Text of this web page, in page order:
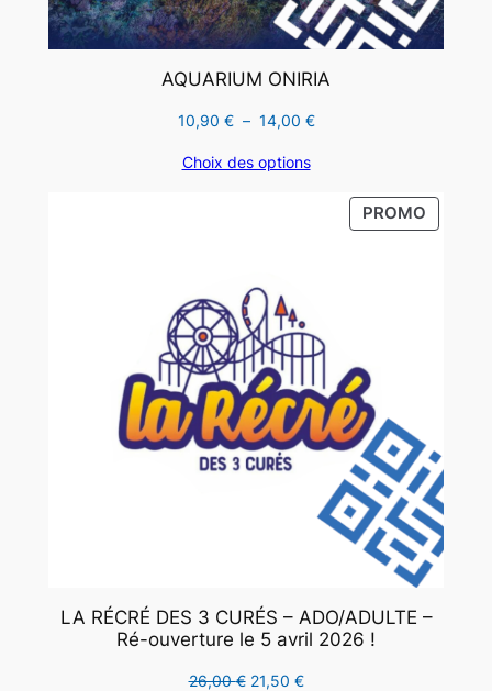
AQUARIUM ONIRIA
10,90 € – 14,00 €Plage
Choix des options
PROMO
EN
LA RÉCRÉ DES 3 CURÉS – ADO/ADULTE –
Ré-ouverture le 5 avril 2026 !
26,00€ Le
21,50 €Le